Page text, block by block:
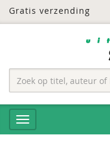
Gratis verzending